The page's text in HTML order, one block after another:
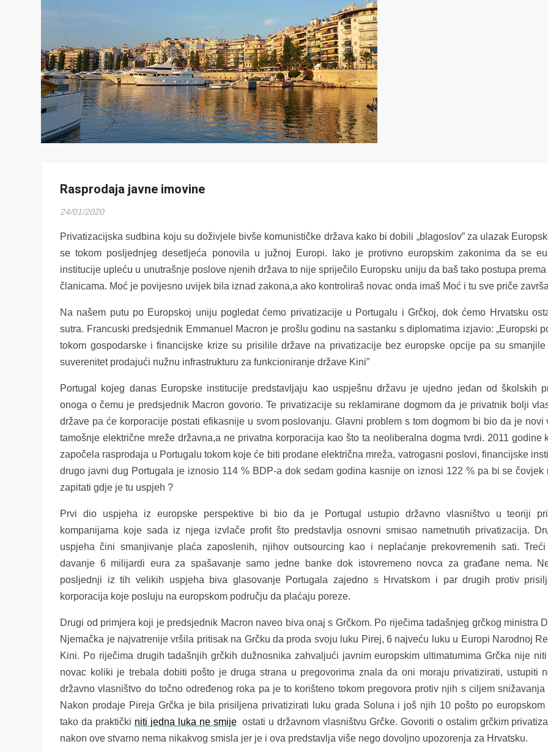
Rasprodaja javne imovine
24/01/2020
Privatizacijska sudbina koju su doživjele bivše komunističke država kako bi dobili „blagoslov” za ulazak
se tokom posljednjeg desetljeća ponovila u južnoj Europi. Iako je protivno europskim zakonima da se
institucije upleću u unutrašnje poslove njenih država to nije spriječilo Europsku uniju da baš tako postupa
članicama. Moć je povijesno uvijek bila iznad zakona,a ako kontroliraš novac onda imaš Moć i tu sve priče
Na našem putu po Europskoj uniju pogledat ćemo privatizacije u Portugalu i Grčkoj, dok ćemo Hrvatsku
sutra. Francuski predsjednik Emmanuel Macron je prošlu godinu na sastanku s diplomatima izjavio: „Europski
tokom gospodarske i financijske krize su prisilile države na privatizacije bez europske opcije pa su smanjile
suverenitet prodajući nužnu infrastrukturu za funkcioniranje države Kini”
Portugal kojeg danas Europske institucije predstavljaju kao uspješnu državu je ujedno jedan od školskih
onoga o čemu je predsjednik Macron govorio. Te privatizacije su reklamirane dogmom da je privatnik bolji
države pa će korporacije postati efikasnije u svom poslovanju. Glavni problem s tom dogmom bi bio da je novi
tamošnje električne mreže državna,a ne privatna korporacija kao što ta neoliberalna dogma tvrdi. 2011 godine
započela rasprodaja u Portugalu tokom koje će biti prodane električna mreža, vatrogasni poslovi, financijske
drugo javni dug Portugala je iznosio 114 % BDP-a dok sedam godina kasnije on iznosi 122 % pa bi se čovjek
zapitati gdje je tu uspjeh ?
Prvi dio uspjeha iz europske perspektive bi bio da je Portugal ustupio državno vlasništvo u teoriji
kompanijama koje sada iz njega izvlače profit što predstavlja osnovni smisao nametnutih privatizacija.
uspjeha čini smanjivanje plaća zaposlenih, njihov outsourcing kao i neplaćanje prekovremenih sati.
davanje 6 milijardi eura za spašavanje samo jedne banke dok istovremeno novca za građane nema.
posljednji iz tih velikih uspjeha biva glasovanje Portugala zajedno s Hrvatskom i par drugih protiv
korporacija koje posluju na europskom području da plaćaju poreze.
Drugi od primjera koji je predsjednik Macron naveo biva onaj s Grčkom. Po riječima tadašnjeg grčkog ministra
Njemačka je najvatrenije vršila pritisak na Grčku da proda svoju luku Pirej, 6 najveću luku u Europi Narodnoj
Kini. Po riječima drugih tadašnjih grčkih dužnosnika zahvaljući javnim europskim ultimatumima Grčka nije
novac koliki je trebala dobiti pošto je druga strana u pregovorima znala da oni moraju privatizirati, ustupiti
državno vlasništvo do točno određenog roka pa je to korišteno tokom pregovora protiv njih s ciljem snižavanja
Nakon prodaje Pireja Grčka je bila prisiljena privatizirati luku grada Soluna i još njih 10 pošto po europskom
tako da praktički niti jedna luka ne smije ostati u državnom vlasništvu Grčke. Govoriti o ostalim grčkim
nakon ove stvarno nema nikakvog smisla jer je i ova predstavljaviše nego dovoljno upozorenja za Hrvatsku.